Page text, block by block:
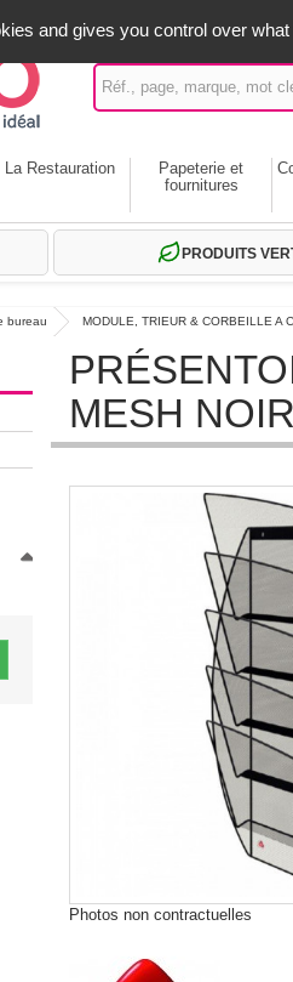
La Restauration
Papeterie et
fournitures
PRODUITS
bureau MODULE, TRIEUR & CORBEILLE A
MESH
Photos non contractuelles
and gives you control over